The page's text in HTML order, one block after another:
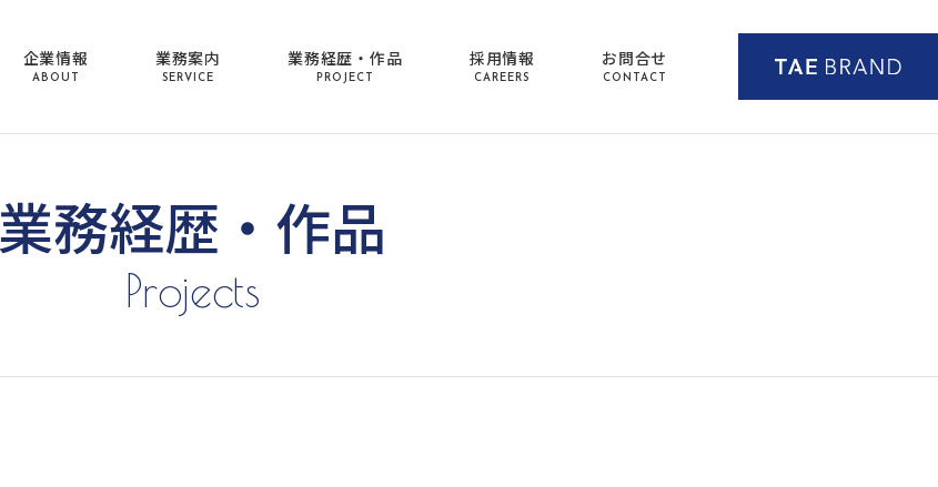
企業情報
ABOUT
業務案内
SERVICE
業務経歴・作品
PROJECT
採用情報
CAREERS
お問合せ
CONTACT
業務経歴・作品
Projects